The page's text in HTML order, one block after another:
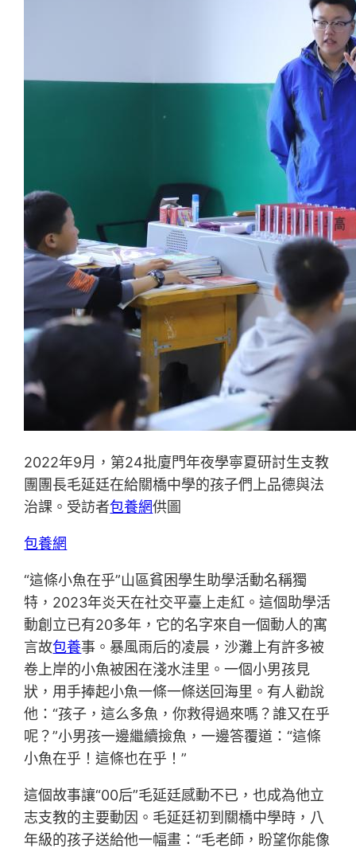
2022年9月，第24批廈門年夜學寧夏研討生支教
團團長毛延廷在給關橋中學的孩子們上品德與法
治課。受訪者包養網供圖
包養網
“這條小魚在乎”山區貧困學生助學活動名稱獨
特，2023年炎天在社交平臺上走紅。這個助學活
動創立已有20多年，它的名字來自一個動人的寓
言故包養事。暴風雨后的凌晨，沙灘上有許多被
卷上岸的小魚被困在淺水洼里。一個小男孩見
狀，用手捧起小魚一條一條送回海里。有人勸說
他：“孩子，這么多魚，你救得過來嗎？誰又在乎
呢？”小男孩一邊繼續撿魚，一邊答覆道：“這條
小魚在乎！這條也在乎！”
這個故事讓“00后”毛延廷感動不已，也成為他立
志支教的主要動因。毛延廷初到關橋中學時，八
年級的孩子送給他一幅畫：“毛老師，盼望你能像